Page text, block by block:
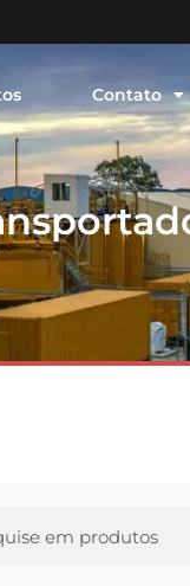
Contato